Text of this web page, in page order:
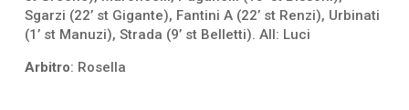
Sgarzi (22’ st Gigante), Fantini A (22’ st Renzi), Urbinati
(1’ st Manuzi), Strada (9’ st Belletti). All: Luci
Arbitro: Rosella